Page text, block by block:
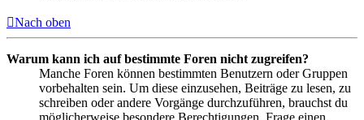
Nach oben
Warum kann ich auf bestimmte Foren nicht zugreifen?
Manche Foren können bestimmten Benutzern oder Gruppen
vorbehalten sein. Um diese einzusehen, Beiträge zu lesen, zu
schreiben oder andere Vorgänge durchzuführen, brauchst du
möglicherweise besondere Berechtigungen. Frage einen